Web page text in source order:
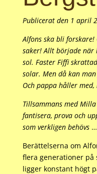
Publicerat den 1 april
Alfons ska bli
saker! Allt började när
sol. Faster Fiffi
solar. Men då kan
Och pappa håller
Tillsammans med
fantisera, prova och
som verkligen behövs…
Berättelserna om
flera generationer på
ligger konstant högt